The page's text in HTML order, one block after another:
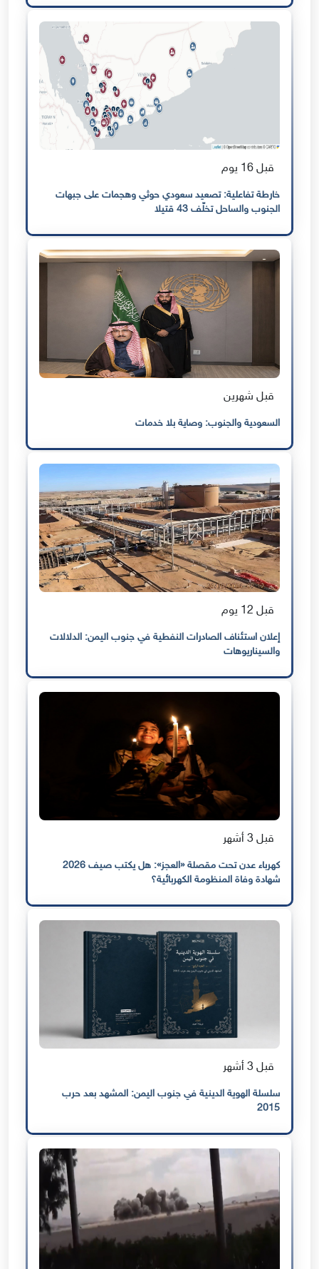
قبل 16 يوم
خارطة تفاعلية: تصعيد سعودي حوثي وهجمات على جبهات
الجنوب والساحل تخلّف 43 قتيلا
قبل شهرين
السعودية والجنوب: وصاية بلا خدمات
قبل 12 يوم
إعلان استئناف الصادرات النفطية في جنوب اليمن: الدلالات
والسيناريوهات
قبل 3 أشهر
كهرباء عدن تحت مقصلة «العجز»: هل يكتب صيف 2026
شهادة وفاة المنظومة الكهربائية؟
قبل 3 أشهر
سلسلة الهوية الدينية في جنوب اليمن: المشهد بعد حرب
2015